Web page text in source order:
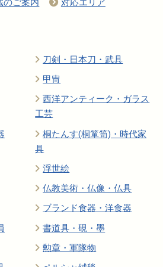
のご案内
対応エリア
刀剣・日本刀・武具
甲冑
西洋アンティーク・ガラス
工芸
桐たんす(桐箪笥)・時代家
具
浮世絵
仏教美術・仏像・仏具
ブランド食器・洋食器
書道具・硯・墨
勲章・軍隊物